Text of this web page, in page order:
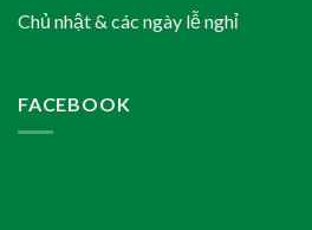
Chủ nhật & các ngày lễ nghỉ
FACEBOOK